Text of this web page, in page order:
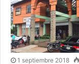
1 septiembre 2018